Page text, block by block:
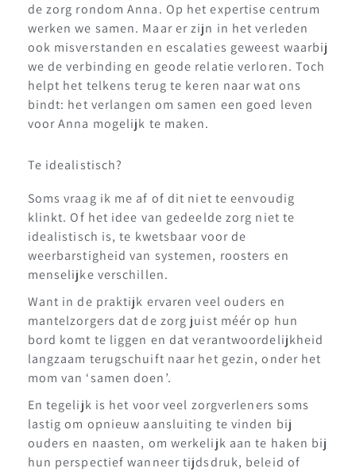
de zorg rondom Anna. Op het expertise centrum
werken we samen. Maar er zijn in het verleden
ook misverstanden en escalaties geweest waarbij
we de verbinding en geode relatie verloren. Toch
helpt het telkens terug te keren naar wat ons
bindt: het verlangen om samen een goed leven
voor Anna mogelijk te maken.
Te idealistisch?
Soms vraag ik me af of dit niet te eenvoudig
klinkt. Of het idee van gedeelde zorg niet te
idealistisch is, te kwetsbaar voor de
weerbarstigheid van systemen, roosters en
menselijke verschillen.
Want in de praktijk ervaren veel ouders en
mantelzorgers dat de zorg juist méér op hun
bord komt te liggen en dat verantwoordelijkheid
langzaam terugschuift naar het gezin, onder het
mom van ‘samen doen’.
En tegelijk is het voor veel zorgverleners soms
lastig om opnieuw aansluiting te vinden bij
ouders en naasten, om werkelijk aan te haken bij
hun perspectief wanneer tijdsdruk, beleid of